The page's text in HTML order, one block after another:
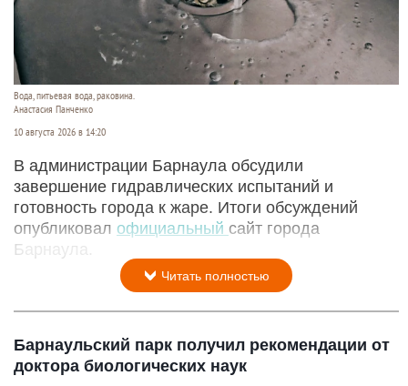
Вода, питьевая вода, раковина.
Анастасия Панченко
10 августа 2026 в 14:20
В администрации Барнаула обсудили
завершение гидравлических испытаний и
готовность города к жаре. Итоги обсуждений
опубликовал официальный сайт города
Барнаула.
Читать полностью
Барнаульский парк получил рекомендации от
доктора биологических наук